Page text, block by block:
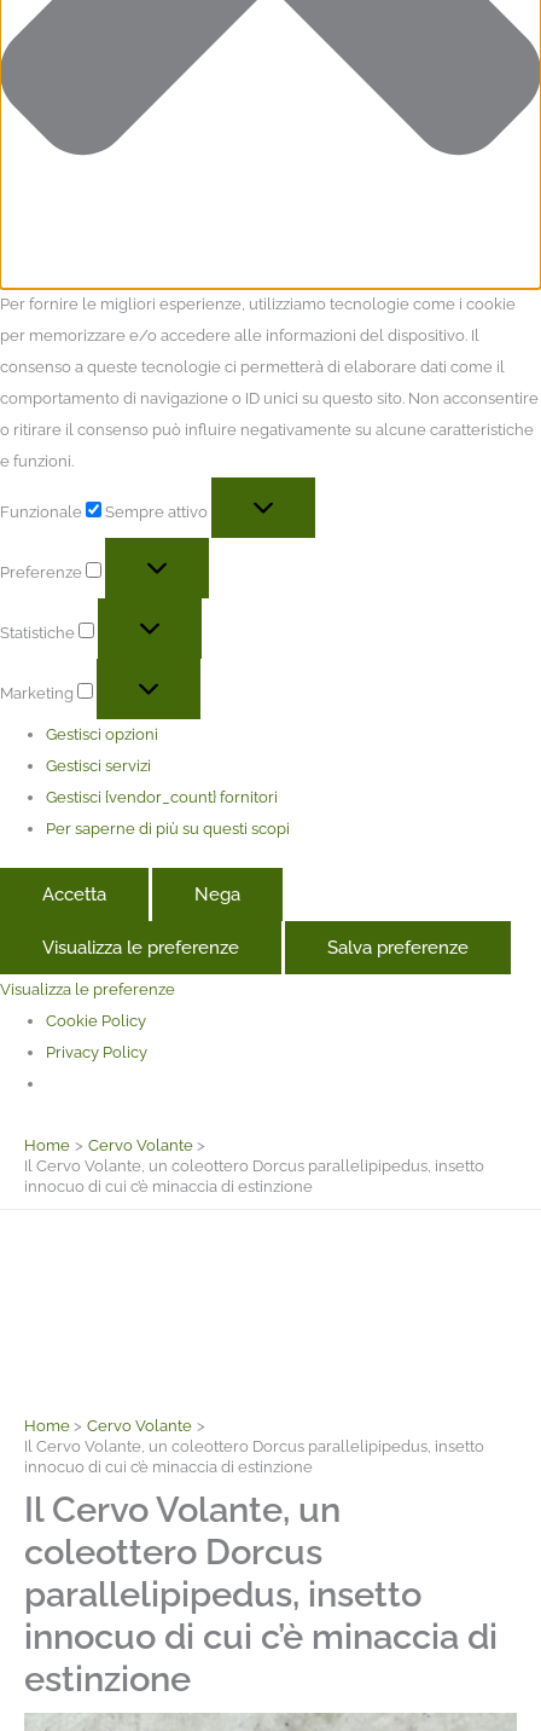
Per fornire le migliori esperienze, utilizziamo tecnologie come i cookie
per memorizzare e/o accedere alle informazioni del dispositivo. Il
consenso a queste tecnologie ci permetterà di elaborare dati come il
comportamento di navigazione o ID unici su questo sito. Non acconsentire
o ritirare il consenso può influire negativamente su alcune caratteristiche
e funzioni.
Funzionale Sempre attivo
Preferenze
Statistiche
Marketing
Gestisci opzioni
Gestisci servizi
Gestisci {vendor_count} fornitori
Per saperne di più su questi scopi
Accetta Nega
Visualizza le preferenze Salva preferenze
Visualizza le preferenze
Cookie Policy
Privacy Policy
Home
Cervo Volante
Il Cervo Volante, un coleottero Dorcus parallelipipedus, insetto
innocuo di cui c’è minaccia di estinzione
Home
Cervo Volante
Il Cervo Volante, un coleottero Dorcus parallelipipedus, insetto
innocuo di cui c’è minaccia di estinzione
Il Cervo Volante, un
coleottero Dorcus
parallelipipedus, insetto
innocuo di cui c’è minaccia di
estinzione